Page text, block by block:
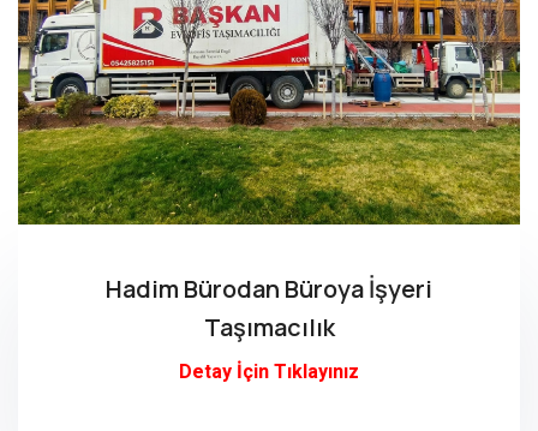
Hadim Bürodan Büroya İşyeri
Taşımacılık
Detay İçin Tıklayınız